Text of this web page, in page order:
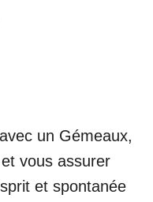
un Gémeaux,
vous assurer
et spontanée